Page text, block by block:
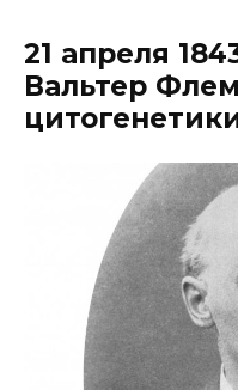
21 апреля
Вальтер